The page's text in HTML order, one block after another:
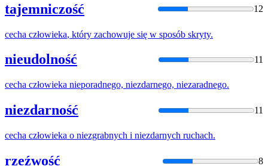
tajemniczość 12
cecha człowieka, który zachowuje się w sposób skryty.
nieudolność 11
cecha człowieka nieporadnego, niezdarnego, niezaradnego.
niezdarność 11
cecha człowieka o niezgrabnych i niezdarnych ruchach.
rzeźwość 8